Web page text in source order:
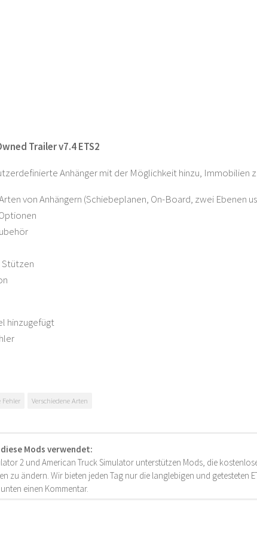
Trailer v7.4 ETS2
Anhänger mit der Möglichkeit hinzu, Immobilien
von Anhängern (Schiebeplanen, On-Board, zwei Ebenen
hinzugefügt
Fehler Verschiedene Arten
Mods verwendet:
2 und American Truck Simulator unterstützen Mods, die
zu ändern. Wir bieten jeden Tag nur die langlebigen und getesteten
einen Kommentar.